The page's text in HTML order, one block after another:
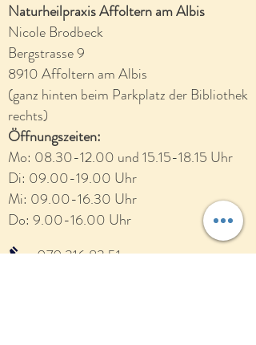
Naturheilpraxis Affoltern am Albis
Nicole Brodbeck
Bergstrasse 9
8910 Affoltern am Albis
(ganz hinten beim Parkplatz der Bibliothek
rechts)
Öffnungszeiten:
Mo: 08.30-12.00 und15.15-18.15 Uhr
Di: 09.00-19.00 Uhr
Mi: 09.00-16.30 Uhr
Do: 9.00-16.00 Uhr
079 316 83 51